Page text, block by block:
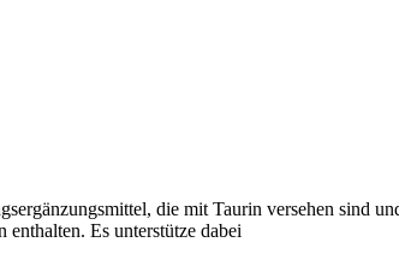
die mit Taurin versehen sind
enthalten. Es unterstütze dabei